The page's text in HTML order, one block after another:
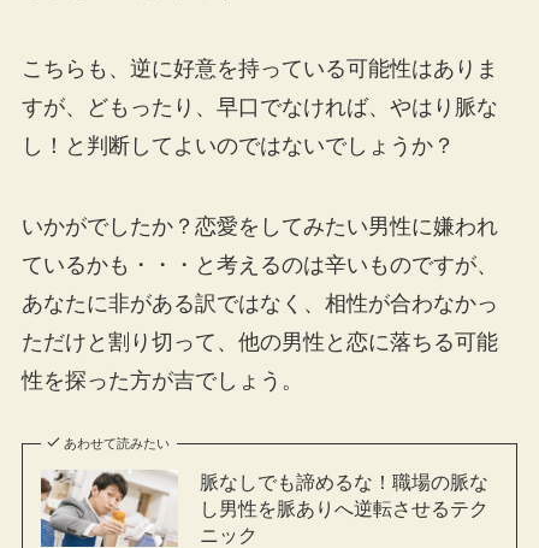
こちらも、逆に好意を持っている可能性はありま
すが、どもったり、早口でなければ、やはり脈な
し！と判断してよいのではないでしょうか？
いかがでしたか？恋愛をしてみたい男性に嫌われ
ているかも・・・と考えるのは辛いものですが、
あなたに非がある訳ではなく、相性が合わなかっ
ただけと割り切って、他の男性と恋に落ちる可能
性を探った方が吉でしょう。
あわせて読みたい
脈なしでも諦めるな！職場の脈な
し男性を脈ありへ逆転させるテク
ニック